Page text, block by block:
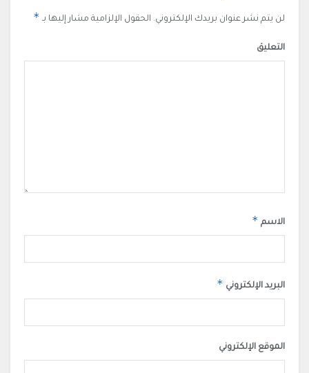
لن يتم نشر عنوان بريدك الإلكتروني. الحقول الإلزامية مشار إليها بـ *
التعليق
الاسم *
البريد الإلكتروني *
الموقع الإلكتروني